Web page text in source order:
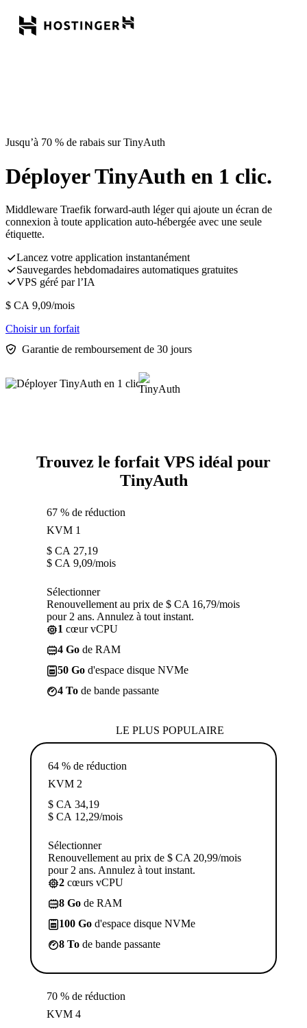
Jusqu’à 70 % de rabais sur TinyAuth
Déployer TinyAuth en 1 clic.
Middleware Traefik forward-auth léger qui ajoute un écran de
connexion à toute application auto-hébergée avec une seule
étiquette.
Lancez votre application instantanément
Sauvegardes hebdomadaires automatiques gratuites
VPS géré par l’IA
$ CA 9,09/mois
Choisir un forfait
Garantie de remboursement de 30 jours
Trouvez le forfait VPS idéal pour
TinyAuth
67 % de réduction
KVM 1
$ CA 27,19
$ CA 9,09/mois
Sélectionner
Renouvellement au prix de $ CA 16,79/mois
pour 2 ans. Annulez à tout instant.
1 cœur vCPU
4 Go de RAM
50 Go d'espace disque NVMe
4 To de bande passante
LE PLUS POPULAIRE
64 % de réduction
KVM 2
$ CA 34,19
$ CA 12,29/mois
Sélectionner
Renouvellement au prix de $ CA 20,99/mois
pour 2 ans. Annulez à tout instant.
2 cœurs vCPU
8 Go de RAM
100 Go d'espace disque NVMe
8 To de bande passante
70 % de réduction
KVM 4